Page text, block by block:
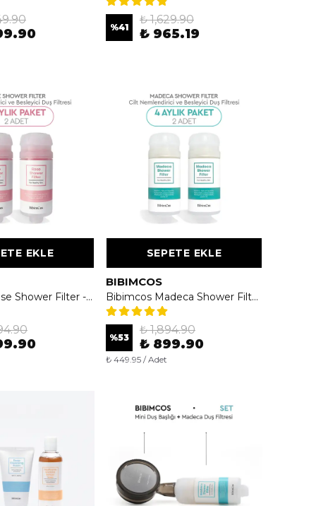
%41
₺ 1,629.90
₺ 965.19
EKLE
Bibimcos Rose Shower Filter - Gül Özlü Duş Filtresi 2'li (4 Aylık Paket)
SEPETE EKLE
BIBIMCOS
Bibimcos Madeca Shower Filter 160g - Cilt Nemlendirici ve Besleyici Duş Filtresi 2'li (4 Aylık Paket)
%53
₺ 1,894.90
₺ 899.90
₺ 449.95 / Adet